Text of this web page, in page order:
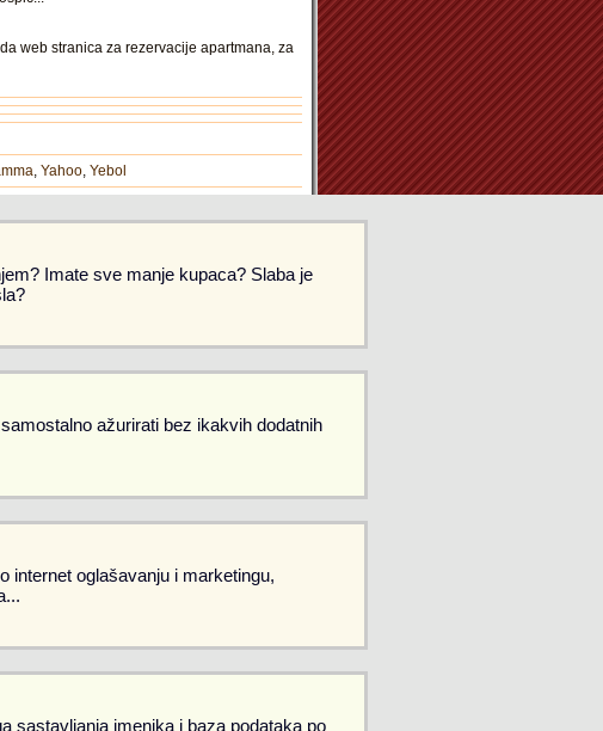
web stranica za rezervacije apartmana, za
, Yahoo, Yebol
Imate sve manje kupaca? Slaba je
ažurirati bez ikakvih dodatnih
internet oglašavanju i marketingu,
sastavljanja imenika i baza podataka po